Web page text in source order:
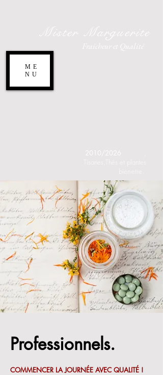
ME
NU
Fraicheur et Qualité
2010/2026
Tisanes,Thés et plantes
bien-etre.
Mister Marguerite
Professionnels.
COMMENCER LA JOURNÉE AVEC QUALITÉ !